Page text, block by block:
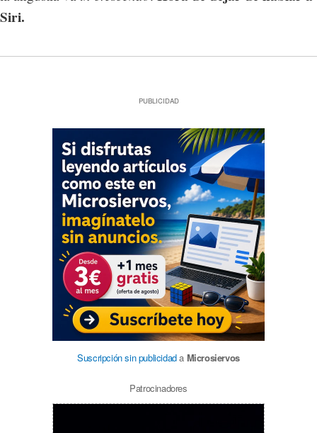
Siri.
PUBLICIDAD
Suscripción sin publicidada Microsiervos
Patrocinadores